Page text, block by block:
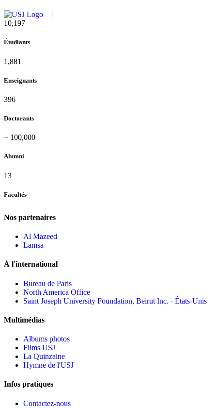
11,727
Étudiants
2,142
Enseignants
437
Doctorants
+ 100,000
Alumni
13
Facultés
Nos partenaires
Al Mazeed
Lamsa
À l'international
Bureau de Paris
North America Office
Saint Joseph University Foundation, Beirut Inc. - États-Unis
Multimédias
Albums photos
Films USJ
La Quinzaine
Hymne de l'USJ
Infos pratiques
Contactez-nous